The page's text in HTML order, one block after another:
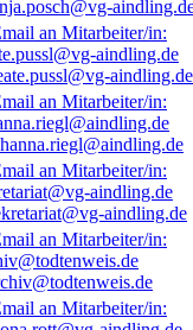
aindling.de
aindling.de